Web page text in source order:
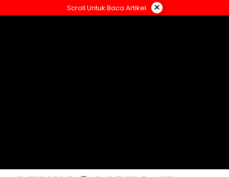
ke
Scroll Untuk Baca Artikel ×